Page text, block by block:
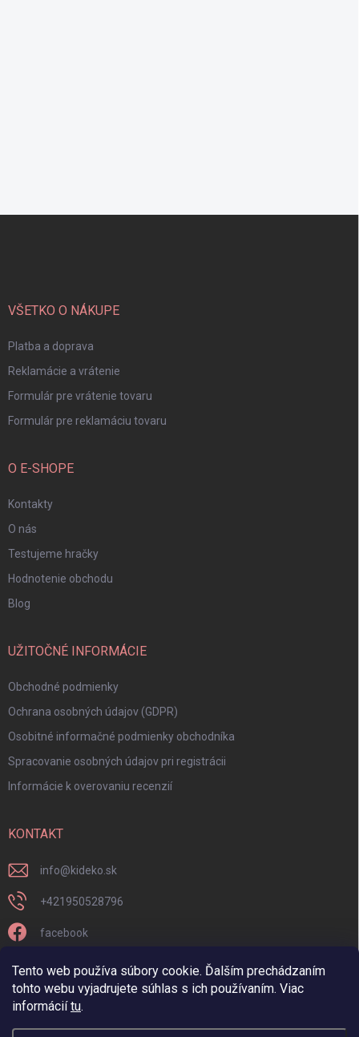
Tento web používa súbory cookie. Ďalším prechádzaním
tohto webu vyjadrujete súhlas s ich používaním. Viac
informáciítu.
VŠETKO O NÁKUPE
Platba a doprava
Reklamácie a vrátenie
Formulár pre vrátenie tovaru
Formulár pre reklamáciu tovaru
O E-SHOPE
Kontakty
O nás
Testujeme hračky
Hodnotenie obchodu
Blog
UŽITOČNÉ INFORMÁCIE
Obchodné podmienky
Ochrana osobných údajov (GDPR)
Osobitné informačné podmienky obchodníka
Spracovanie osobných údajov pri registrácii
Informácie k overovaniu recenzií
KONTAKT
info@kideko.sk
+421950528796
facebook
kideko.sk/